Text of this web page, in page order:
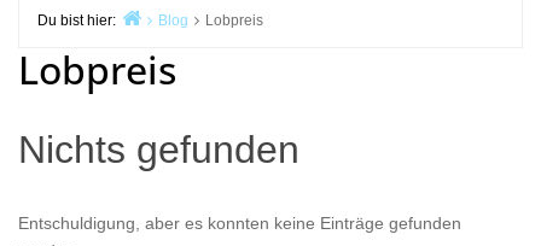
Du bist hier:
Blog Lobpreis
Lobpreis
Nichts gefunden
Entschuldigung, aber es konnten keine Einträge gefunden